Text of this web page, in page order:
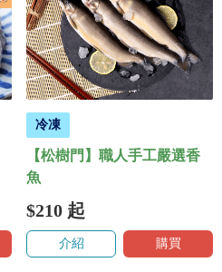
冷凍
【松樹門】職人手工嚴選香
魚
$210 起
介紹 購買